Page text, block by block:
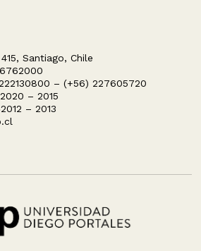
Santiago, Chile
– (+56) 227605720
– 2015
– 2013